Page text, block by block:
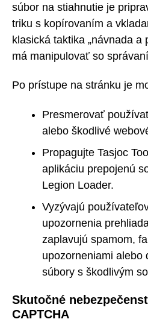
súbor na stiahnutie je
triku s kopírovaním a
klasická taktika „návnada a
má manipulovať so
Po prístupe na stránku je
Presmerovať
alebo škodlivé
Propagujte Tasjoc
aplikáciu prepojenú
Legion Loader.
Vyzývajú
upozornenia
zaplavujú spamom,
upozorneniami alebo
súbory s škodlivým
Skutočné
CAPTCHA